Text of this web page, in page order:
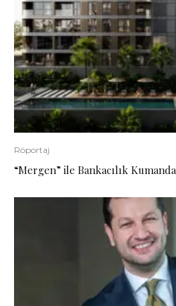
Röportaj
“Mergen” ile Bankacılık